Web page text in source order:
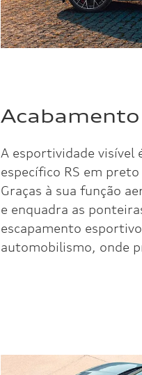
A esportividade
específico RS em
Graças à sua função
e enquadra as
escapamento
automobilismo, onde